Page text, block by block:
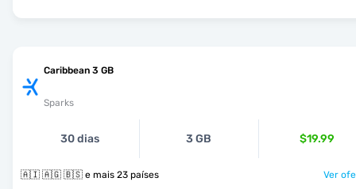
Caribbean 3 GB
Sparks
30 dias 3 GB $19.99
🇦🇮 🇦🇬 🇧🇸 e mais 23 países Ver